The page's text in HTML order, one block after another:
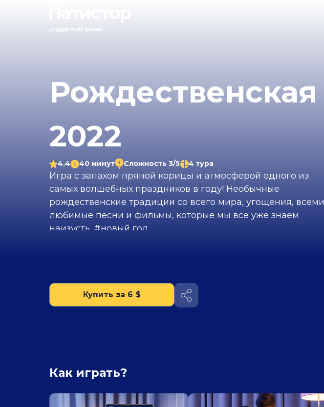
Рождественская
2022
4.4 40 минут Сложность 3/5 4 тура
Игра с запахом пряной корицы и атмосферой одного из
самых волшебных праздников в году! Необычные
рождественские традиции со всего мира, угощения, всеми
любимые песни и фильмы, которые мы все уже знаем
наизусть. #новый год
Купить за 6 $
Как играть?